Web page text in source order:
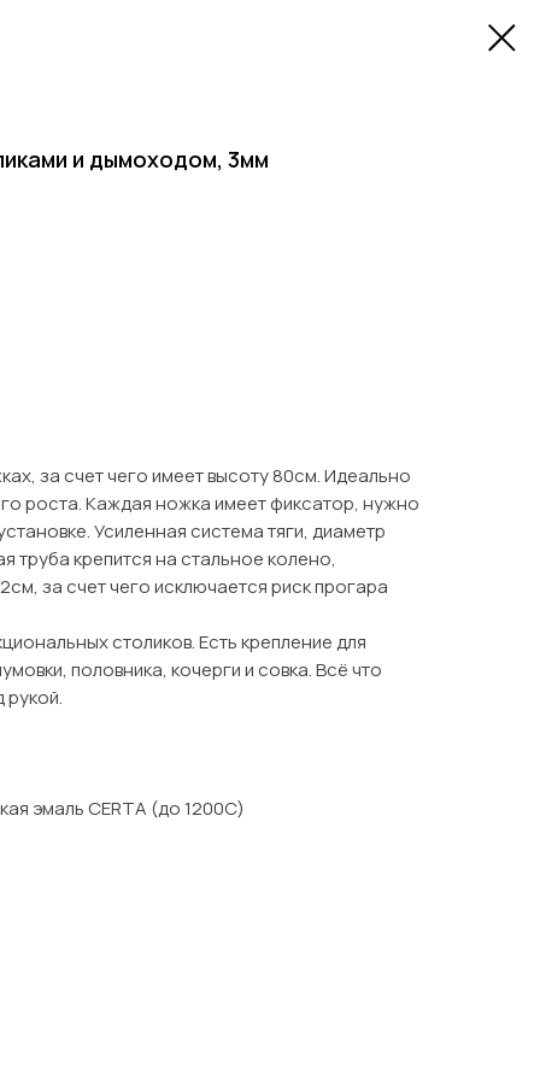
и дымоходом, 3мм
за счет чего имеет высоту 80см. Идеально
роста. Каждая ножка имеет фиксатор, нужно
Усиленная система тяги, диаметр
труба крепится на стальное колено,
за счет чего исключается риск прогара
столиков. Есть крепление для
половника, кочерги и совка. Всё что
рукой.
эмаль CERTA (до 1200С)